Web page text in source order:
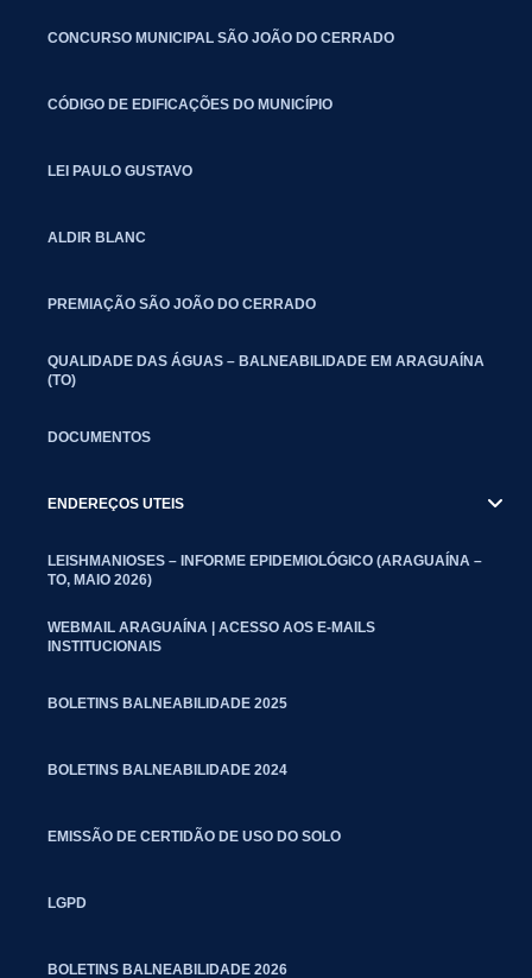
CONCURSO MUNICIPAL SÃO JOÃO DO CERRADO
CÓDIGO DE EDIFICAÇÕES DO MUNICÍPIO
LEI PAULO GUSTAVO
ALDIR BLANC
PREMIAÇÃO SÃO JOÃO DO CERRADO
QUALIDADE DAS ÁGUAS – BALNEABILIDADE EM ARAGUAÍNA
(TO)
DOCUMENTOS
ENDEREÇOS UTEIS
LEISHMANIOSES – INFORME EPIDEMIOLÓGICO (ARAGUAÍNA –
TO, MAIO 2026)
WEBMAIL ARAGUAÍNA | ACESSO AOS E-MAILS
INSTITUCIONAIS
BOLETINS BALNEABILIDADE 2025
BOLETINS BALNEABILIDADE 2024
EMISSÃO DE CERTIDÃO DE USO DO SOLO
LGPD
BOLETINS BALNEABILIDADE 2026